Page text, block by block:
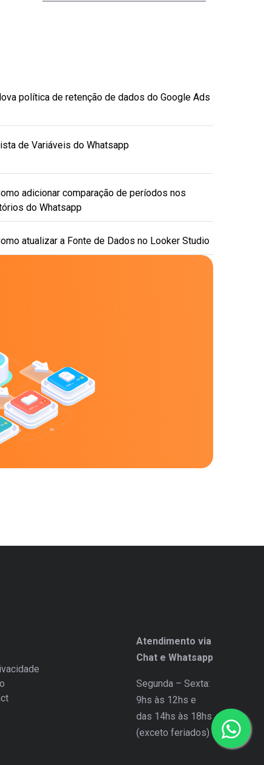
política de retenção de dados do Google Ads
de Variáveis do Whatsapp
adicionar comparação de períodos nos
do Whatsapp
atualizar a Fonte de Dados no Looker Studio
Atendimento via
Chat e Whatsapp
Segunda – Sexta:
9hs às 12hs e
das 14hs às 18hs
(exceto feriados)